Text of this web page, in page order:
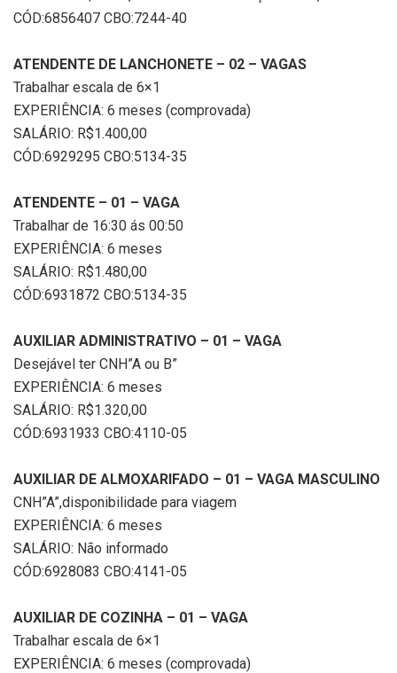
CÓD:6856407 CBO:7244-40
ATENDENTE DE LANCHONETE – 02 – VAGAS
Trabalhar escala de 6×1
EXPERIÊNCIA: 6 meses (comprovada)
SALÁRIO: R$1.400,00
CÓD:6929295 CBO:5134-35
ATENDENTE – 01 – VAGA
Trabalhar de 16:30 ás 00:50
EXPERIÊNCIA: 6 meses
SALÁRIO: R$1.480,00
CÓD:6931872 CBO:5134-35
AUXILIAR ADMINISTRATIVO – 01 – VAGA
Desejável ter CNH”A ou B”
EXPERIÊNCIA: 6 meses
SALÁRIO: R$1.320,00
CÓD:6931933 CBO:4110-05
AUXILIAR DE ALMOXARIFADO – 01 – VAGA MASCULINO
CNH”A”,disponibilidade para viagem
EXPERIÊNCIA: 6 meses
SALÁRIO: Não informado
CÓD:6928083 CBO:4141-05
AUXILIAR DE COZINHA – 01 – VAGA
Trabalhar escala de 6×1
EXPERIÊNCIA: 6 meses (comprovada)